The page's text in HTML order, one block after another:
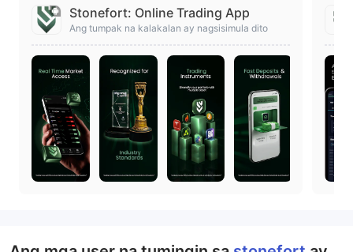
Stonefort: Online Trading App
Ang tumpak na kalakalan ay nagsisimula dito